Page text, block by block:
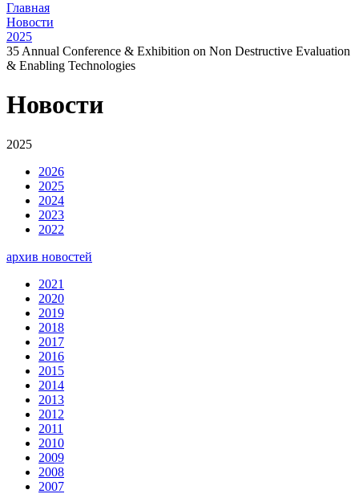
Главная
Новости
2025
35 Annual Conference & Exhibition on Non Destructive Evaluation
& Enabling Technologies
Новости
2025
2026
2025
2024
2023
2022
архив новостей
2021
2020
2019
2018
2017
2016
2015
2014
2013
2012
2011
2010
2009
2008
2007